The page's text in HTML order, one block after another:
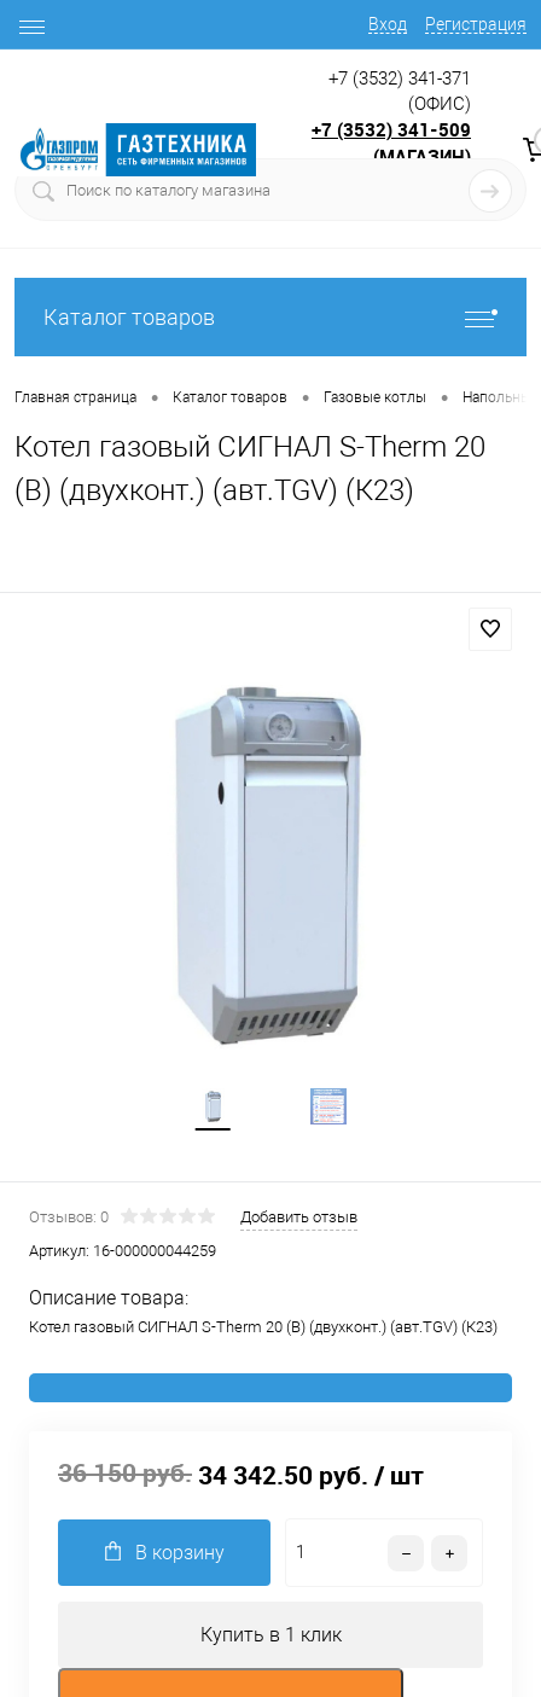
Вход Регистрация
+7 (3532) 341-371
(ОФИС)
+7 (3532) 341-509
(МАГАЗИН)
Каталог товаров
Главная страница • Каталог товаров • Газовые котлы •
Котел газовый СИГНАЛ S-Therm 20
(B) (двухконт.) (авт.TGV) (К23)
Отзывов: 0
Добавить отзыв
Артикул: 16-000000044259
Описание товара:
Котел газовый СИГНАЛ S-Therm 20 (B) (двухконт.) (авт.TGV) (К23)
36 150 руб. 34 342.50 руб. / шт
В корзину
Купить в 1 клик